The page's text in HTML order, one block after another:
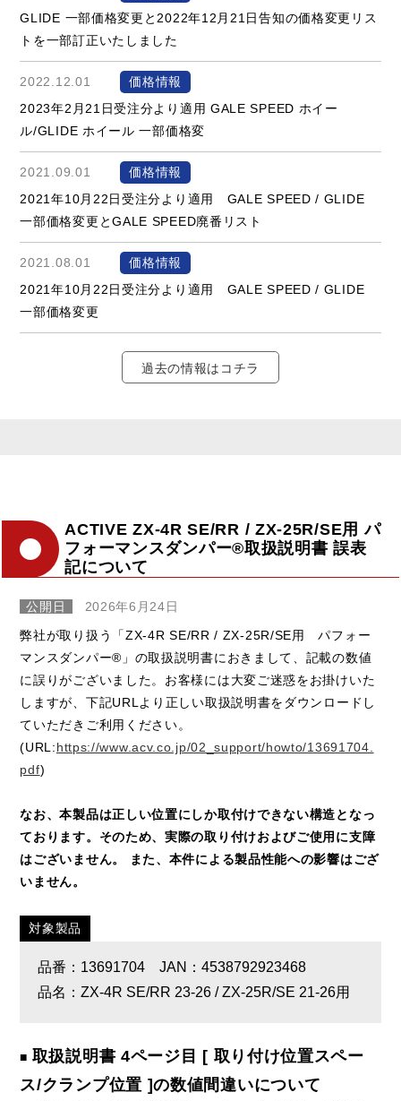
GLIDE 一部価格変更と2022年12月21日告知の価格変更リス
トを一部訂正いたしました
2022.12.01
価格情報
2023年2月21日受注分より適用 GALE SPEED ホイー
ル/GLIDE ホイール 一部価格変
2021.09.01
価格情報
2021年10月22日受注分より適用 GALE SPEED / GLIDE
一部価格変更とGALE SPEED廃番リスト
2021.08.01
価格情報
2021年10月22日受注分より適用 GALE SPEED / GLIDE
一部価格変更
過去の情報はコチラ
ACTIVE ZX-4R SE/RR / ZX-25R/SE用 パ
フォーマンスダンパー®取扱説明書 誤表
記について
公開日
2026年6月24日
弊社が取り扱う「ZX-4R SE/RR / ZX-25R/SE用 パフォー
マンスダンパー®」の取扱説明書におきまして、記載の数値
に誤りがございました。お客様には大変ご迷惑をお掛けいた
しますが、下記URLより正しい取扱説明書をダウンロードし
ていただきご利用ください。
(URL:https://www.acv.co.jp/02_support/howto/13691704.
pdf)
なお、本製品は正しい位置にしか取付けできない構造となっ
ております。そのため、実際の取り付けおよびご使用に支障
はございません。 また、本件による製品性能への影響はござ
いません。
対象製品
品番：13691704 JAN：4538792923468
品名：ZX-4R SE/RR 23-26 / ZX-25R/SE 21-26用
■ 取扱説明書 4ページ目 [ 取り付け位置スペー
ス/クランプ位置 ]の数値間違いについて